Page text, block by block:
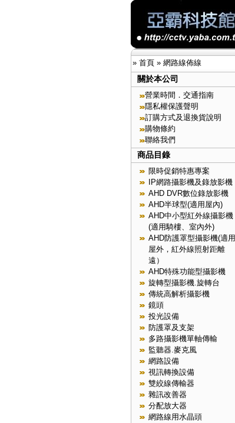
» 首頁 » 網路線佈線
關於本公司
營業時間．交通指南
隱私權保護聲明
訂購方式及退換貨說明
購物條約
聯絡我們
商品目錄
限時促銷特惠專案
IP網路攝影機及錄放影機
AHD DVR數位錄放影機
AHD半球型(適用屋內)
AHD中小型紅外線攝影機
(適用騎樓、室內外)
AHD防護罩型攝影機(適用
屋外，紅外線照射距離
遠）
AHD特殊功能型攝影機
旋轉型攝影機.旋轉台
傳統高解析攝影機
鏡頭
投光設備
防護罩及支架
多路攝影機單軸傳輸
監聽器.麥克風
網路設備
視訊轉換設備
雙絞線傳輸器
雜訊改善器
分配放大器
網路線用水晶頭